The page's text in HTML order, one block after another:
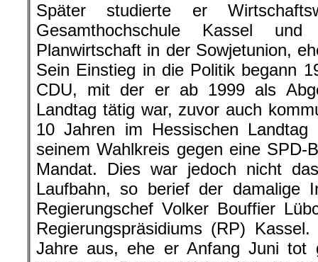
Später studierte er
Gesamthochschule Kassel
Planwirtschaft in der Sowjetunion,
Sein Einstieg in die Politik begann
CDU, mit der er ab 1999 als
Landtag tätig war, zuvor auch
10 Jahren im Hessischen
seinem Wahlkreis gegen eine SPD-
Mandat. Dies war jedoch nicht
Laufbahn, so berief der damalige
Regierungschef Volker Bouffier
Regierungspräsidiums (RP)
Jahre aus, ehe er Anfang Juni tot